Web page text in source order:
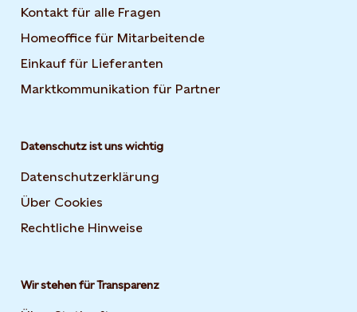
Kontakt für alle Fragen
Homeoffice für Mitarbeitende
Einkauf für Lieferanten
Marktkommunikation für Partner
Datenschutz ist uns wichtig
Datenschutzerklärung
Über Cookies
Rechtliche Hinweise
Wir stehen für Transparenz